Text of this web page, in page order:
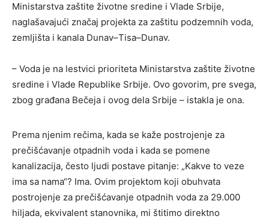
Ministarstva zaštite životne sredine i Vlade Srbije,
naglašavajući značaj projekta za zaštitu podzemnih voda,
zemljišta i kanala Dunav–Tisa–Dunav.
– Voda je na lestvici prioriteta Ministarstva zaštite životne
sredine i Vlade Republike Srbije. Ovo govorim, pre svega,
zbog građana Bečeja i ovog dela Srbije – istakla je ona.
Prema njenim rečima, kada se kaže postrojenje za
prečišćavanje otpadnih voda i kada se pomene
kanalizacija, često ljudi postave pitanje: „Kakve to veze
ima sa nama“? Ima. Ovim projektom koji obuhvata
postrojenje za prečišćavanje otpadnih voda za 29.000
hiljada, ekvivalent stanovnika, mi štitimo direktno